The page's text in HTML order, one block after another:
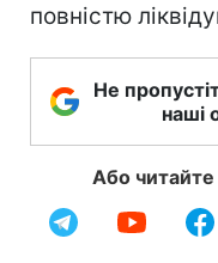
повністю
Не
наші
Або читайте